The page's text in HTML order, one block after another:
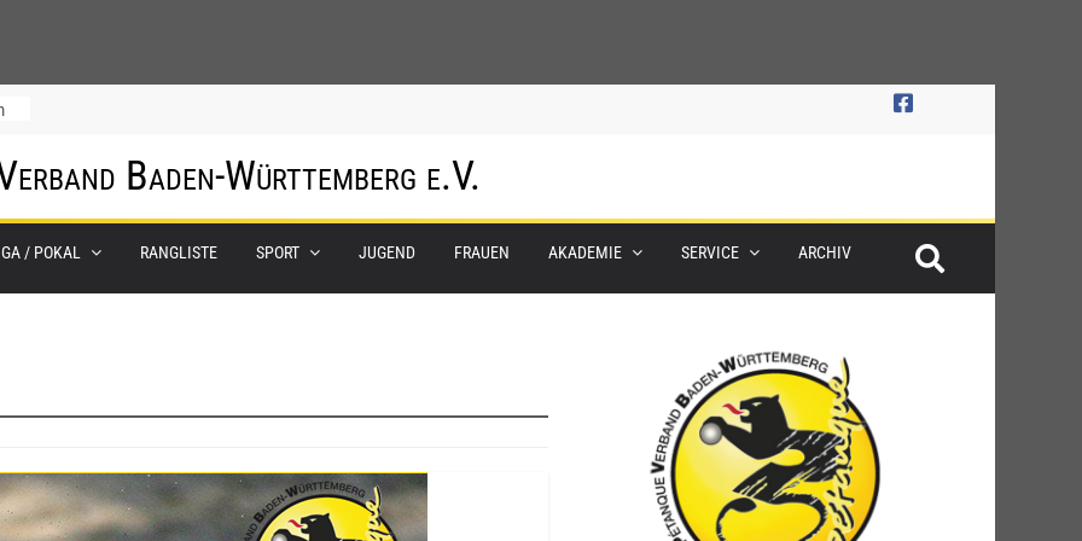
Baden-Württemberg e.V.
/ POKAL RANGLISTE SPORT JUGEND FRAUEN AKADEMIE SERVICE ARCHIV